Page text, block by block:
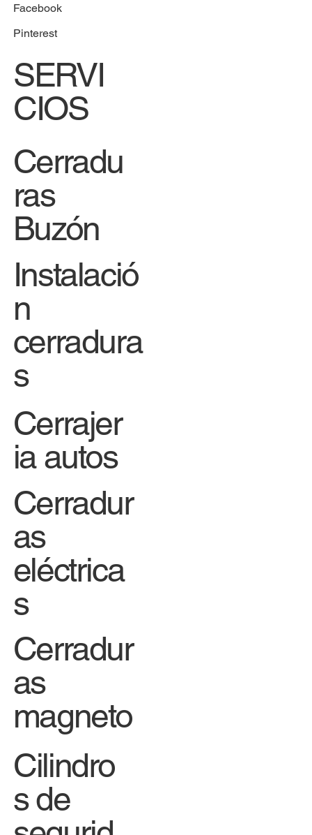
Facebook
Pinterest
SERVI
CIOS
Cerradu
ras
Buzón
Instalació
n
cerradura
s
Cerrajer
ia autos
Cerradur
as
eléctrica
s
Cerradur
as
magneto
Cilindro
s de